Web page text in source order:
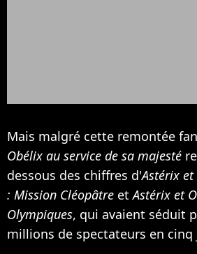
Mais malgré cette remontée
Obélix au service de sa majesté
dessous des chiffres d'Astérix
: Mission Cléopâtre etAstérix et
Olympiques, qui avaient séduit
millions de spectateurs en cinq